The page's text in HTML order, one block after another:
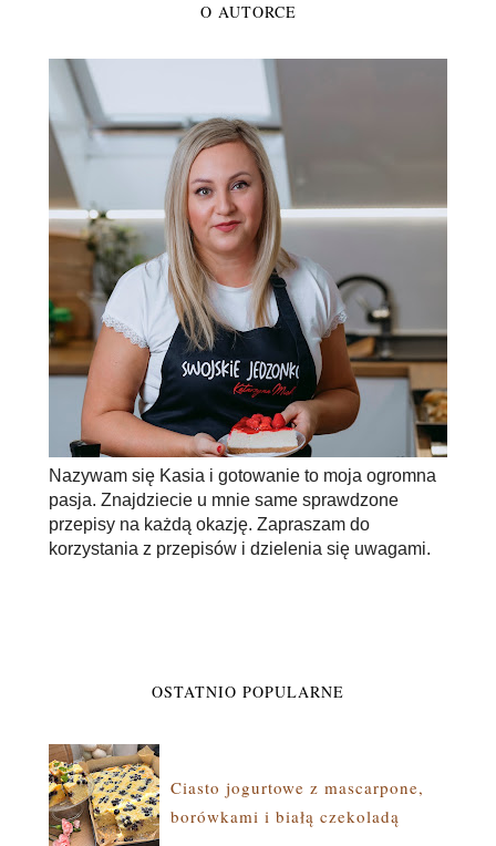
O AUTORCE
Nazywam się Kasia i gotowanie to moja ogromna
pasja. Znajdziecie u mnie same sprawdzone
przepisy na każdą okazję. Zapraszam do
korzystania z przepisów i dzielenia się uwagami.
OSTATNIO POPULARNE
Ciasto jogurtowe z mascarpone,
borówkami i białą czekoladą